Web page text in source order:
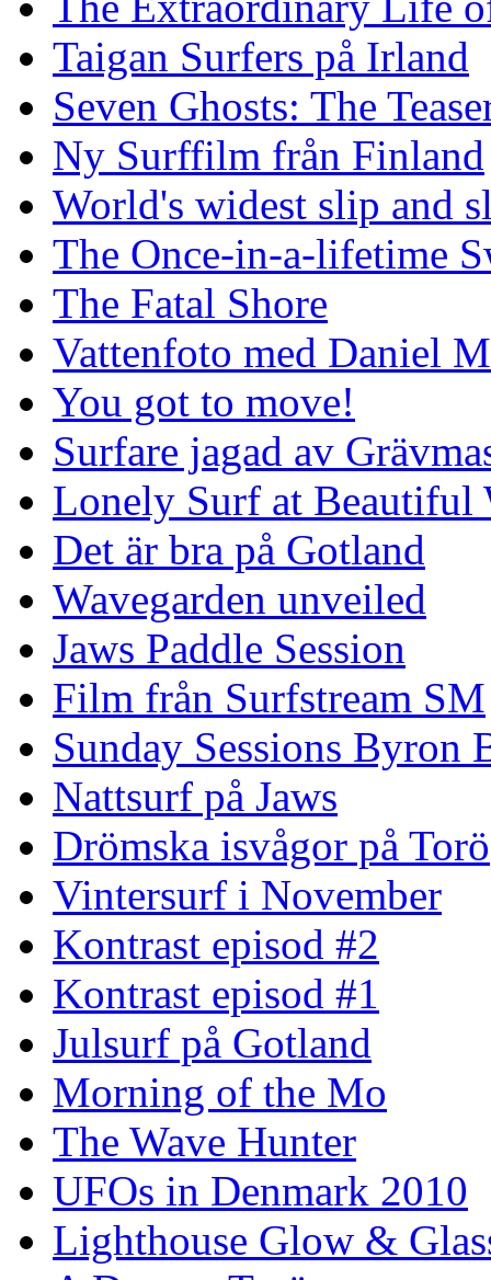
Taigan Surfers på Irland
Seven Ghosts: The
Ny Surffilm från Finland
World's widest slip and
The Once-in-a-lifetime
The Fatal Shore
Vattenfoto med Daniel
You got to move!
Surfare jagad av
Lonely Surf at Beautiful
Det är bra på Gotland
Wavegarden unveiled
Jaws Paddle Session
Film från Surfstream SM
Sunday Sessions Byron
Nattsurf på Jaws
Drömska isvågor på Torö
Vintersurf i November
Kontrast episod #2
Kontrast episod #1
Julsurf på Gotland
Morning of the Mo
The Wave Hunter
UFOs in Denmark 2010
Lighthouse Glow &